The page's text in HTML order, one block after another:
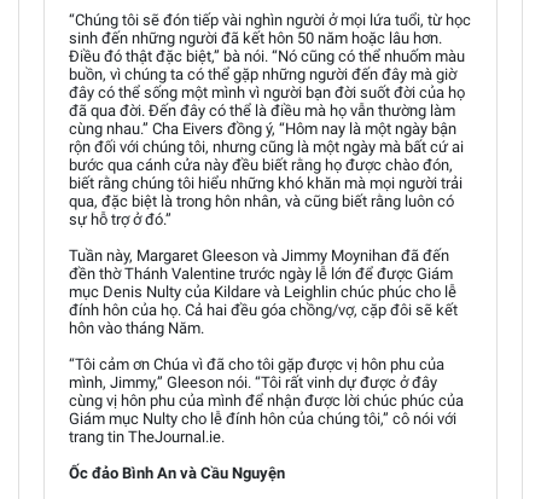
“Chúng tôi sẽ đón tiếp vài nghìn người ở mọi lứa tuổi, từ học
sinh đến những người đã kết hôn 50 năm hoặc lâu hơn.
Điều đó thật đặc biệt,” bà nói. “Nó cũng có thể nhuốm màu
buồn, vì chúng ta có thể gặp những người đến đây mà giờ
đây có thể sống một mình vì người bạn đời suốt đời của họ
đã qua đời. Đến đây có thể là điều mà họ vẫn thường làm
cùng nhau.” Cha Eivers đồng ý, “Hôm nay là một ngày bận
rộn đối với chúng tôi, nhưng cũng là một ngày mà bất cứ ai
bước qua cánh cửa này đều biết rằng họ được chào đón,
biết rằng chúng tôi hiểu những khó khăn mà mọi người trải
qua, đặc biệt là trong hôn nhân, và cũng biết rằng luôn có
sự hỗ trợ ở đó.”
Tuần này, Margaret Gleeson và Jimmy Moynihan đã đến
đền thờ Thánh Valentine trước ngày lễ lớn để được Giám
mục Denis Nulty của Kildare và Leighlin chúc phúc cho lễ
đính hôn của họ. Cả hai đều góa chồng/vợ, cặp đôi sẽ kết
hôn vào tháng Năm.
“Tôi cảm ơn Chúa vì đã cho tôi gặp được vị hôn phu của
mình, Jimmy,” Gleeson nói. “Tôi rất vinh dự được ở đây
cùng vị hôn phu của mình để nhận được lời chúc phúc của
Giám mục Nulty cho lễ đính hôn của chúng tôi,” cô nói với
trang tin TheJournal.ie.
Ốc đảo Bình An và Cầu Nguyện